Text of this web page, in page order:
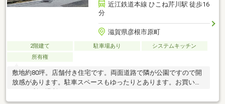
近江鉄道本線 ひこね芹川駅 徒歩16
分
滋賀県彦根市原町
2階建て 駐車場あり
システムキッチン
所有権
敷地約80坪。店舗付き住宅です。両面道路で隣が公園ですので開
放感があります。駐車スペースもゆったりとあります。お買い物